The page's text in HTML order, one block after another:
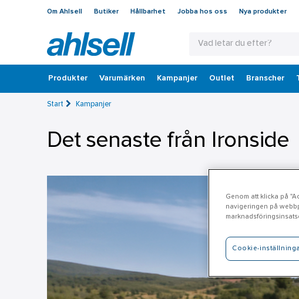
Om Ahlsell Butiker Hållbarhet Jobba hos oss Nya produkter
Produkter Varumärken Kampanjer Outlet Branscher
Start Kampanjer
Det senaste från Ironside
Genom att klicka på
navigeringen på
Cookie-